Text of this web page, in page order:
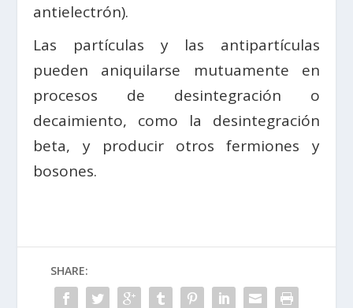
antielectrón).
Las partículas y las antipartículas
pueden aniquilarse mutuamente en
procesos de desintegración o
decaimiento, como la desintegración
beta, y producir otros fermiones y
bosones.
SHARE: